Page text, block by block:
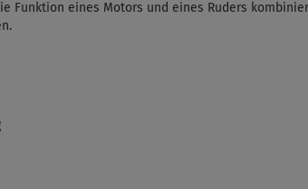
Funktion eines Motors und eines Ruders